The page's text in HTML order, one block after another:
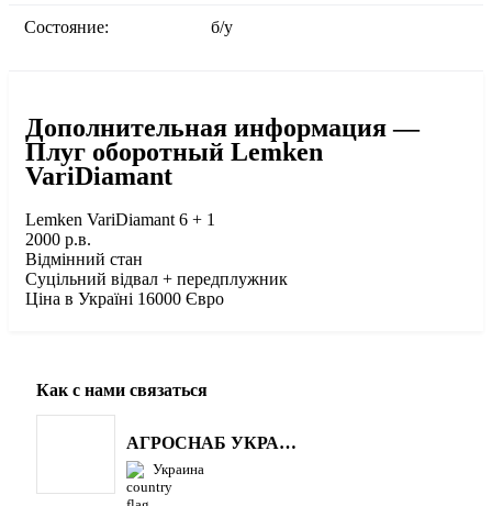
Состояние: б/у
Дополнительная информация —
Плуг оборотный Lemken
VariDiamant
Lemken VariDiamant 6 + 1
2000 р.в.
Відмінний стан
Суцільний відвал + передплужник
Ціна в Україні 16000 Євро
Как с нами связаться
АГРОСНАБ УКРАЇНА
Украина